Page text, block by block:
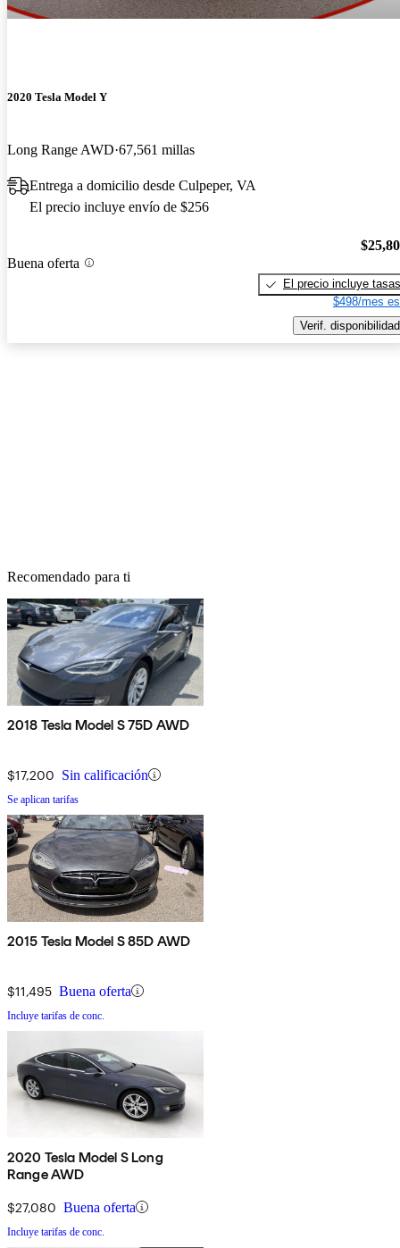
2020 Tesla Model Y
Long Range AWD 67,561 millas
Entrega a domicilio desde Culpeper, VA
El precio incluye envío de $256
Buena oferta
El precio incluye tasas
$498/mes
Verif. disponibilidad
Recomendado para ti
2018 Tesla Model S 75D AWD
$17,200 Sin calificación
Se aplican tarifas
2015 Tesla Model S 85D AWD
$11,495 Buena oferta
Incluye tarifas de conc.
2020 Tesla Model S Long
Range AWD
$27,080 Buena oferta
Incluye tarifas de conc.